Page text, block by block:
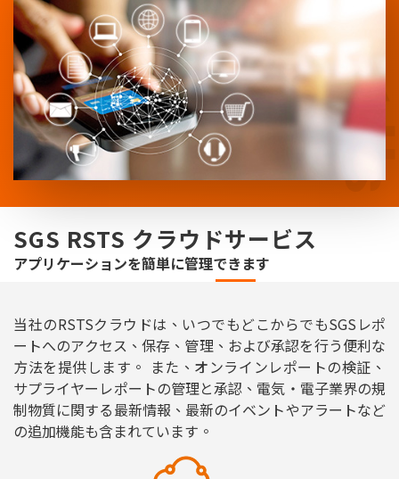
SGS RSTS クラウドサービス
アプリケーションを簡単に管理できます
当社のRSTSクラウドは、いつでもどこからでもSGSレポ
ートへのアクセス、保存、管理、および承認を行う便利な
方法を提供します。 また、オンラインレポートの検証、
サプライヤーレポートの管理と承認、電気・電子業界の規
制物質に関する最新情報、最新のイベントやアラートなど
の追加機能も含まれています。